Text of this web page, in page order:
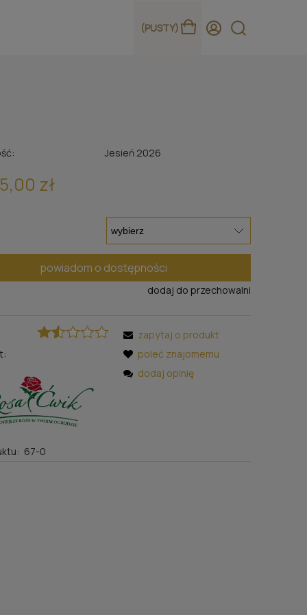
(PUSTY)
Jesień 2026
zł
powiadom o dostępności
dodaj do przechowalni
67-0
zapytaj o produkt
poleć znajomemu
dodaj opinię